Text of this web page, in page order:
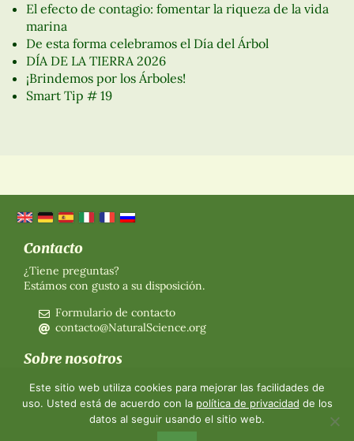
El efecto de contagio: fomentar la riqueza de la vida
marina
De esta forma celebramos el Día del Árbol
DÍA DE LA TIERRA 2026
¡Brindemos por los Árboles!
Smart Tip # 19
Contacto
¿Tiene preguntas?
Estámos con gusto a su disposición.
Formulario de contacto
contacto@NaturalScience.org
Sobre nosotros
Organización
Afiliación
Sobre nosotros
Este sitio web utiliza cookies para mejorar las facilidades de
uso. Usted está de acuerdo con la política de privacidad de los
datos al seguir usando el sitio web.